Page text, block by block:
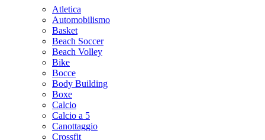
Atletica
Automobilismo
Basket
Beach Soccer
Beach Volley
Bike
Bocce
Body Building
Boxe
Calcio
Calcio a 5
Canottaggio
Crossfit